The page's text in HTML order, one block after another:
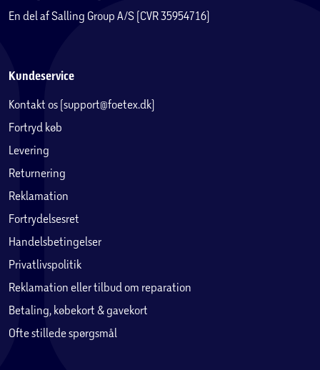
En del af Salling Group A/S (CVR 35954716)
Kundeservice
Kontakt os (support@foetex.dk)
Fortryd køb
Levering
Returnering
Reklamation
Fortrydelsesret
Handelsbetingelser
Privatlivspolitik
Reklamation eller tilbud om reparation
Betaling, købekort & gavekort
Ofte stillede spørgsmål